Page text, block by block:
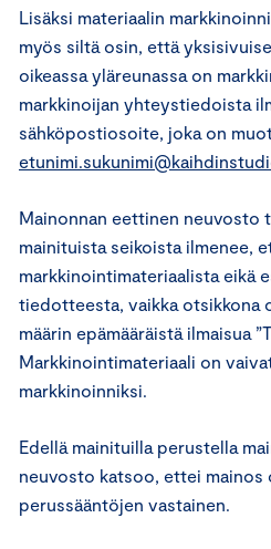
Lisäksi materiaalin
myös siltä osin, että
oikeassa yläreunassa on
markkinoijan yhteystiedoista
sähköpostiosoite, joka on
Mainonnan eettinen neuvosto
mainituista seikoista ilmenee,
markkinointimateriaalista eikä
tiedotteesta, vaikka otsikkona
määrin epämääräistä ilmaisua
Markkinointimateriaali on
markkinoinniksi.
Edellä mainituilla perustella
neuvosto katsoo, ettei mainos
perussääntöjen vastainen.